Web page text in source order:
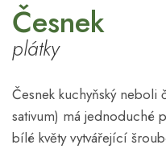
Česnek
plátky
Česnek kuchyňský neboli
sativum) má jednoduché
bílé květy vytvářející